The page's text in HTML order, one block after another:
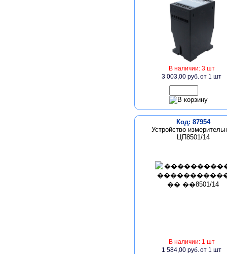
В наличии: 3 шт
3 003,00 руб.от 1 шт
Код: 87954
Устройство
ЦП8501/14
В наличии: 1 шт
1 584,00 руб.от 1 шт